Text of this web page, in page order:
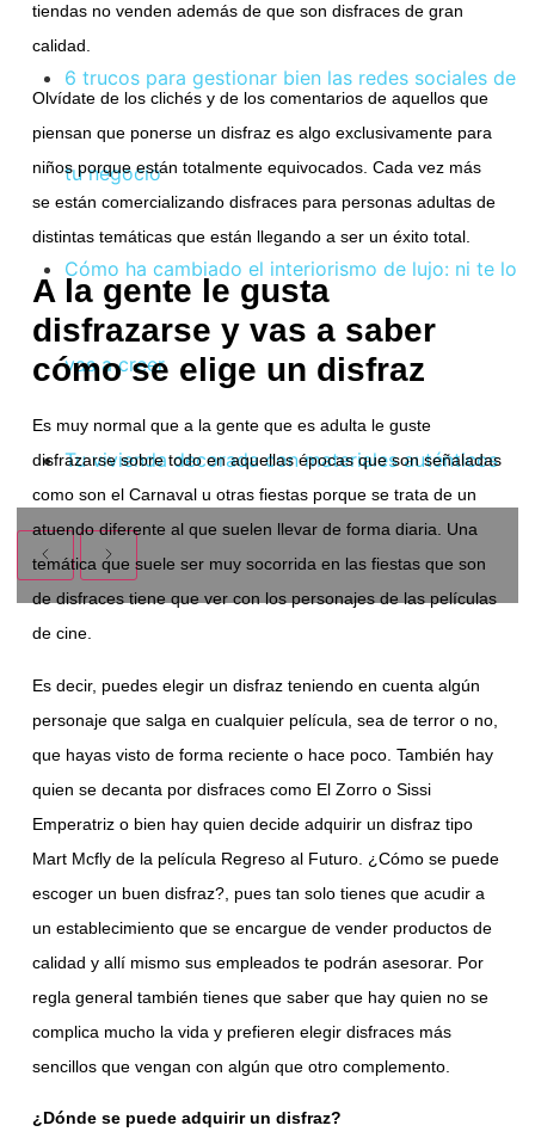
6 trucos para gestionar bien las redes sociales de
tu negocio
Cómo ha cambiado el interiorismo de lujo: ni te lo
vas a creer
Tu vivienda decorada con materiales auténticos
tiendas no venden además de que son disfraces de gran
calidad.
Olvídate de los clichés y de los comentarios de aquellos que
piensan que ponerse un disfraz es algo exclusivamente para
niños porque están totalmente equivocados. Cada vez más
se están comercializando disfraces para personas adultas de
distintas temáticas que están llegando a ser un éxito total.
A la gente le gusta
disfrazarse y vas a saber
cómo se elige un disfraz
Es muy normal que a la gente que es adulta le guste
disfrazarse sobre todo en aquellas épocas que son señaladas
como son el Carnaval u otras fiestas porque se trata de un
atuendo diferente al que suelen llevar de forma diaria. Una
temática que suele ser muy socorrida en las fiestas que son
de disfraces tiene que ver con los personajes de las películas
de cine.
Es decir, puedes elegir un disfraz teniendo en cuenta algún
personaje que salga en cualquier película, sea de terror o no,
que hayas visto de forma reciente o hace poco. También hay
quien se decanta por disfraces como El Zorro o Sissi
Emperatriz o bien hay quien decide adquirir un disfraz tipo
Mart Mcfly de la película Regreso al Futuro. ¿Cómo se puede
escoger un buen disfraz?, pues tan solo tienes que acudir a
un establecimiento que se encargue de vender productos de
calidad y allí mismo sus empleados te podrán asesorar. Por
regla general también tienes que saber que hay quien no se
complica mucho la vida y prefieren elegir disfraces más
sencillos que vengan con algún que otro complemento.
¿Dónde se puede adquirir un disfraz?